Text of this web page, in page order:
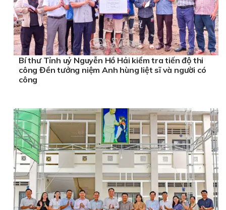
Bí thư Tỉnh uỷ Nguyễn Hồ Hải kiểm tra tiến độ thi
công Đền tưởng niệm Anh hùng liệt sĩ và người có
công